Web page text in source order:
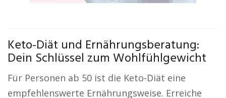
Keto-Diät und Ernährungsberatung:
Dein Schlüssel zum Wohlfühlgewicht
Für Personen ab 50 ist die Keto-Diät eine
empfehlenswerte Ernährungsweise. Erreiche